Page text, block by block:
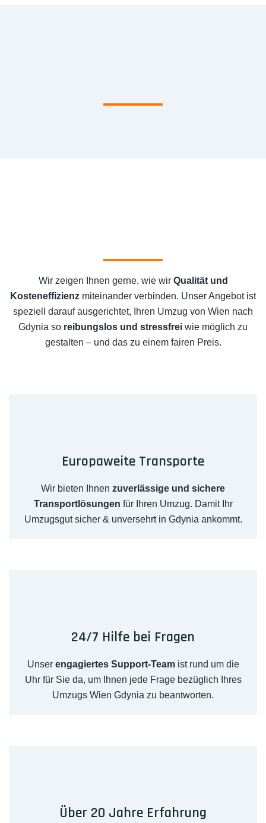
Wir zeigen Ihnen gerne, wie wir Qualität und
Kosteneffizienz miteinander verbinden. Unser Angebot ist
speziell darauf ausgerichtet, Ihren Umzug von Wien nach
Gdynia so reibungslos und stressfrei wie möglich zu
gestalten – und das zu einem fairen Preis.
Europaweite Transporte
Wir bieten Ihnen zuverlässige und sichere
Transportlösungen für Ihren Umzug. Damit Ihr
Umzugsgut sicher & unversehrt in Gdynia ankommt.
24/7 Hilfe bei Fragen
Unser engagiertes Support-Teamist rund um die
Uhr für Sie da, um Ihnen jede Frage bezüglich Ihres
Umzugs Wien Gdynia zu beantworten.
Über 20 Jahre Erfahrung